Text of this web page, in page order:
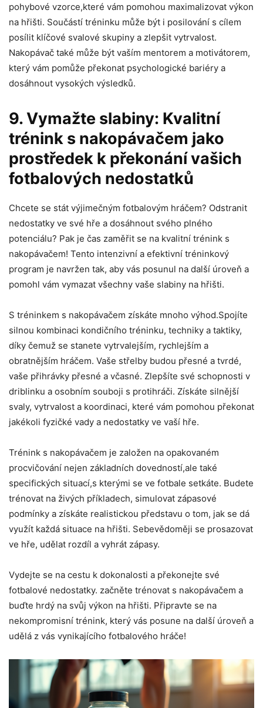
pohybové vzorce,které vám pomohou maximalizovat výkon
na hřišti. Součástí tréninku může být i posilování s cílem
posílit klíčové svalové skupiny a zlepšit vytrvalost.
Nakopávač také může být vaším mentorem a motivátorem,
který vám pomůže překonat psychologické bariéry a
dosáhnout vysokých výsledků.
9. Vymažte slabiny: Kvalitní
trénink s nakopávačem jako
prostředek k překonání vašich
fotbalových nedostatků
Chcete se stát výjimečným fotbalovým hráčem? Odstranit
nedostatky ve své hře a dosáhnout svého plného
potenciálu? Pak je čas zaměřit se na kvalitní trénink s
nakopávačem! Tento intenzivní a efektivní tréninkový
program je navržen tak, aby vás posunul na další úroveň a
pomohl vám vymazat všechny vaše slabiny na hřišti.
S tréninkem s nakopávačem získáte mnoho výhod.Spojíte
silnou kombinaci kondičního tréninku, techniky a taktiky,
díky čemuž se stanete vytrvalejším, rychlejším a
obratnějším hráčem. Vaše střelby budou přesné a tvrdé,
vaše přihrávky přesné a včasné. Zlepšíte své schopnosti v
driblinku a osobním souboji s protihráči. Získáte silnější
svaly, vytrvalost a koordinaci, které vám pomohou překonat
jakékoli fyzičké vady a nedostatky ve vaší hře.
Trénink s nakopávačem je založen na opakovaném
procvičování nejen základních dovedností,ale také
specifických situací,s kterými se ve fotbale setkáte. Budete
trénovat na živých příkladech, simulovat zápasové
podmínky a získáte realistickou představu o tom, jak se dá
využít každá situace na hřišti. Sebevědoměji se prosazovat
ve hře, udělat rozdíl a vyhrát zápasy.
Vydejte se na cestu k dokonalosti a překonejte své
fotbalové nedostatky. začněte trénovat s nakopávačem a
buďte hrdý na svůj výkon na hřišti. Připravte se na
nekompromisní trénink, který vás posune na další úroveň a
udělá z vás vynikajícího fotbalového hráče!